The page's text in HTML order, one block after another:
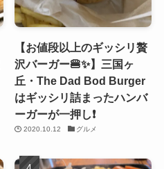
【お値段以上のギッシリ贅
沢バーガー🍔✨】三国ヶ
丘・The Dad Bod Burger
はギッシリ詰まったハンバ
ーガーが一押し❗️
2020.10.12 グルメ